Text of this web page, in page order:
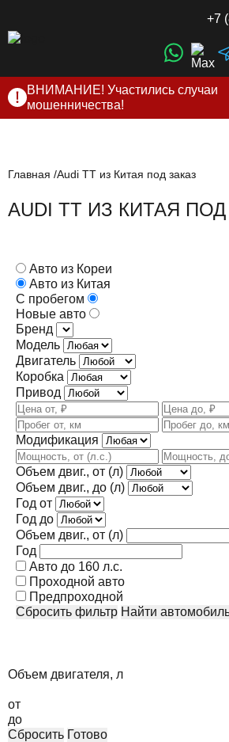
+7
ВНИМАНИЕ! Участились случаи
мошенничества!
нами по официальным контактам
Главная Audi TT из Китая под заказ
AUDI TT ИЗ КИТАЯ
Авто из Кореи
Авто из Китая
С пробегом
Новые авто
Бренд
Модель
Двигатель
Коробка
Привод
Модификация
Объем двиг., от (л)
Объем двиг., до (л)
Год от
Год до
Объем двиг., от (л)
Год
Авто до 160 л.с.
Проходной авто
Предпроходной
Сбросить фильтр
Найти
Объем двигателя, л
от
до
Сбросить Готово